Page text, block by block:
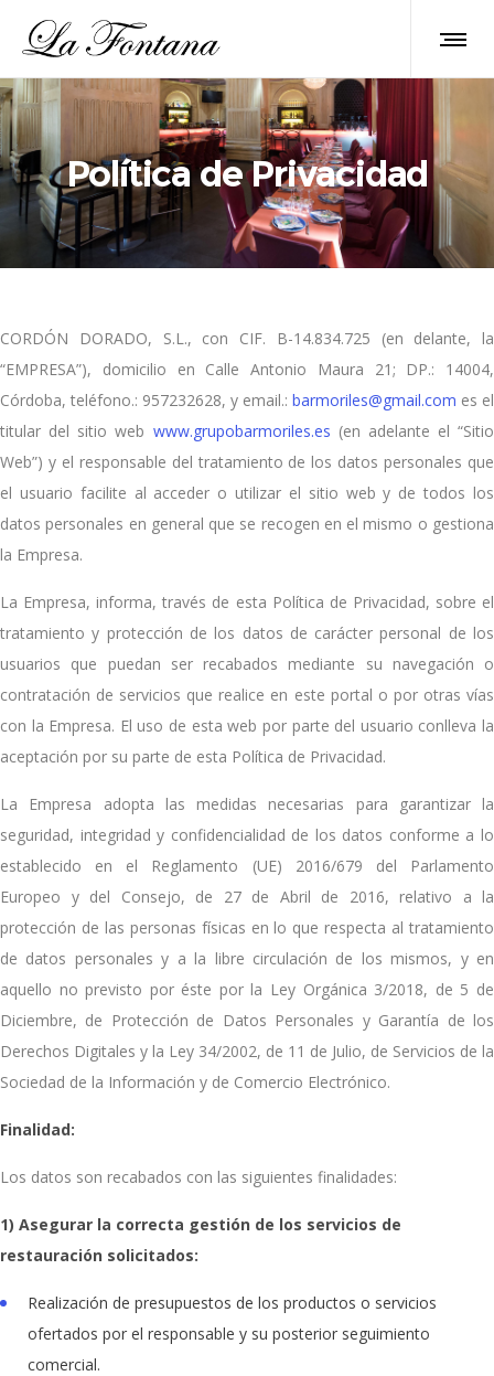
Política de Privacidad
CORDÓN DORADO, S.L., con CIF. B-14.834.725 (en delante, la
“EMPRESA”), domicilio en Calle Antonio Maura 21; DP.: 14004,
Córdoba, teléfono.: 957232628, y email.: barmoriles@gmail.com es el
titular del sitio web www.grupobarmoriles.es (en adelante el “Sitio
Web”) y el responsable del tratamiento de los datos personales que
el usuario facilite al acceder o utilizar el sitio web y de todos los
datos personales en general que se recogen en el mismo o gestiona
la Empresa.
La Empresa, informa, través de esta Política de Privacidad, sobre el
tratamiento y protección de los datos de carácter personal de los
usuarios que puedan ser recabados mediante su navegación o
contratación de servicios que realice en este portal o por otras vías
con la Empresa. El uso de esta web por parte del usuario conlleva la
aceptación por su parte de esta Política de Privacidad.
La Empresa adopta las medidas necesarias para garantizar la
seguridad, integridad y confidencialidad de los datos conforme a lo
establecido en el Reglamento (UE) 2016/679 del Parlamento
Europeo y del Consejo, de 27 de Abril de 2016, relativo a la
protección de las personas físicas en lo que respecta al tratamiento
de datos personales y a la libre circulación de los mismos, y en
aquello no previsto por éste por la Ley Orgánica 3/2018, de 5 de
Diciembre, de Protección de Datos Personales y Garantía de los
Derechos Digitales y la Ley 34/2002, de 11 de Julio, de Servicios de la
Sociedad de la Información y de Comercio Electrónico.
Finalidad:
Los datos son recabados con las siguientes finalidades:
1) Asegurar la correcta gestión de los servicios de
restauración solicitados:
Realización de presupuestos de los productos o servicios
ofertados por el responsable y su posterior seguimiento
comercial.